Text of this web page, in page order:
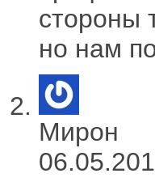
стороны
но нам
Мирон